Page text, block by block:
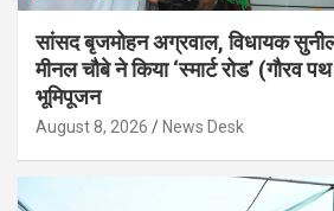
सांसद बृजमोहन अग्रवाल, विधायक
मीनल चौबे ने किया ‘स्मार्ट रोड’ (गौरव
भूमिपूजन
August 8, 2026 News Desk